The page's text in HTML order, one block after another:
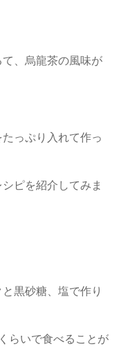
、烏龍茶の風味が
っぷり入れて作っ
ピを紹介してみま
黒砂糖、塩で作り
らいで食べることが